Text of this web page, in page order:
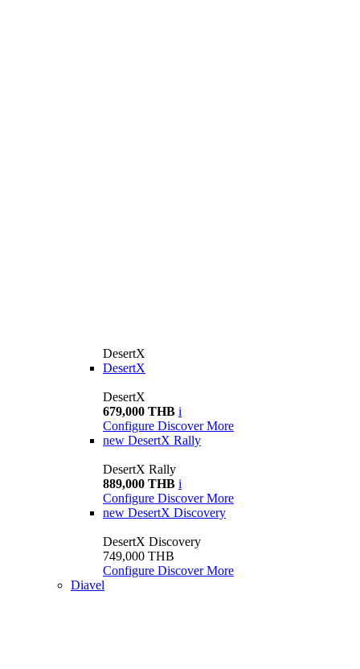
DesertX
DesertX
DesertX
679,000 THB i
Configure Discover More
new DesertX Rally
DesertX Rally
889,000 THB i
Configure Discover More
new DesertX Discovery
DesertX Discovery
749,000 THB
Configure Discover More
Diavel